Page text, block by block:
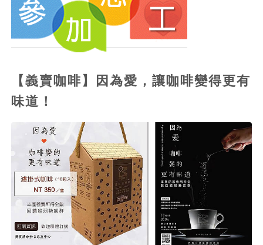
【義賣咖啡】因為愛，讓咖啡變得更有
味道！